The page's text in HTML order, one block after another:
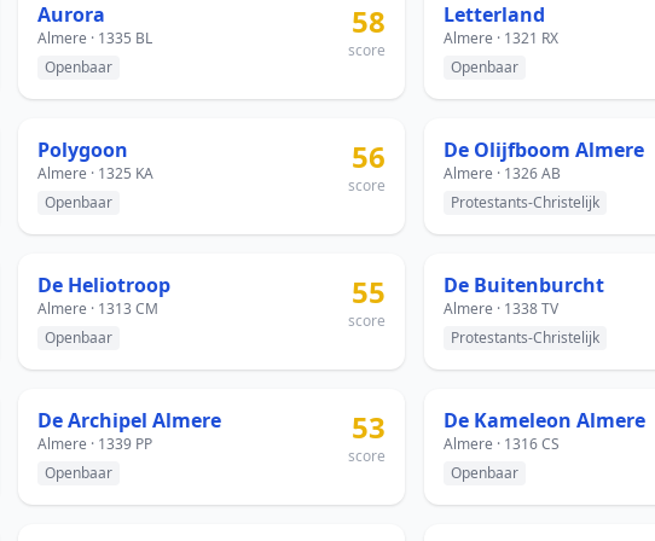
Aurora
Almere · 1335 BL
Openbaar
58
score
Letterland
Almere · 1321 RX
Openbaar
Polygoon
Almere · 1325 KA
Openbaar
56
score
De Olijfboom Almere
Almere · 1326 AB
Protestants-Christelijk
De Heliotroop
Almere · 1313 CM
Openbaar
55
score
De Buitenburcht
Almere · 1338 TV
Protestants-Christelijk
De Archipel Almere
Almere · 1339 PP
Openbaar
53
score
De Kameleon Almere
Almere · 1316 CS
Openbaar